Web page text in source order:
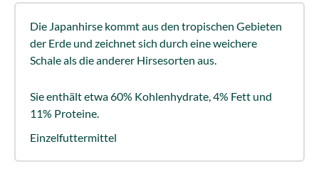
Die Japanhirse kommt aus den tropischen Gebieten
der Erde und zeichnet sich durch eine weichere
Schale als die anderer Hirsesorten aus.
Sie enthält etwa 60% Kohlenhydrate, 4% Fett und
11% Proteine.
Einzelfuttermittel